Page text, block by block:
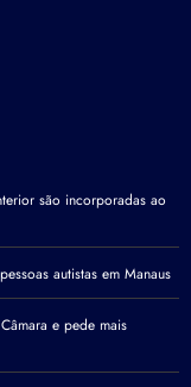
são incorporadas ao
autistas em Manaus
e pede mais